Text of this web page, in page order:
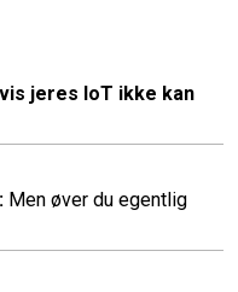
jeres IoT ikke kan
Men øver du egentlig